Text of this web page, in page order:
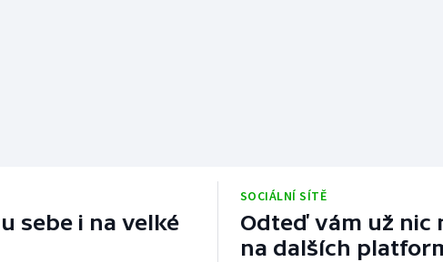
sebe i na velké
SOCIÁLNÍ SÍTĚ
Odteď vám už nic
na dalších